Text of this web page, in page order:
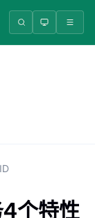
个特性